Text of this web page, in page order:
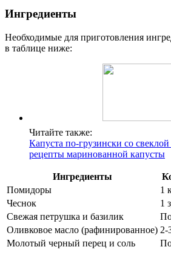
Ингредиенты
Необходимые для приготовления
в таблице ниже:
Читайте также:
Капуста по-грузински со
рецепты маринованной капусты
Ингредиенты
Помидоры
1
Чеснок
1
Свежая петрушка и базилик
Оливковое масло (рафинированное) 2-
Молотый черный перец и соль